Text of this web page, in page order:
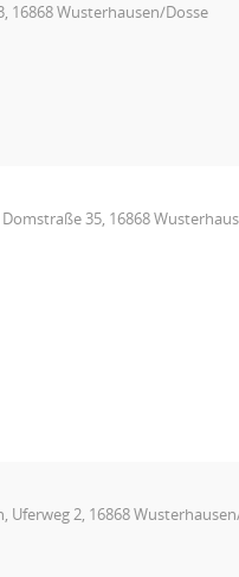
16868 Wusterhausen/Dosse
35, 16868
Uferweg 2, 16868